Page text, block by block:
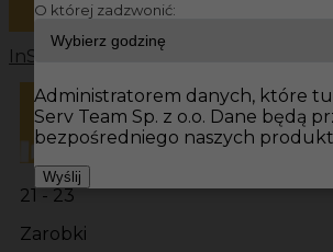
InServ Oferty pracy
21 - 23
Zarobki
O której zadzwonić:
Administratorem danych, które
Serv Team Sp. z o.o. Dane będą
bezpośredniego naszych
Wyślij